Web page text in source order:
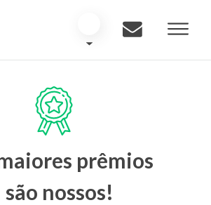
prêmios
são nossos!